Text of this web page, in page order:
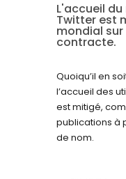
L'accueil
Twitter est
mondial
contracte.
Quoiqu’il en
l’accueil des
est mitigé,
publications à
de nom.